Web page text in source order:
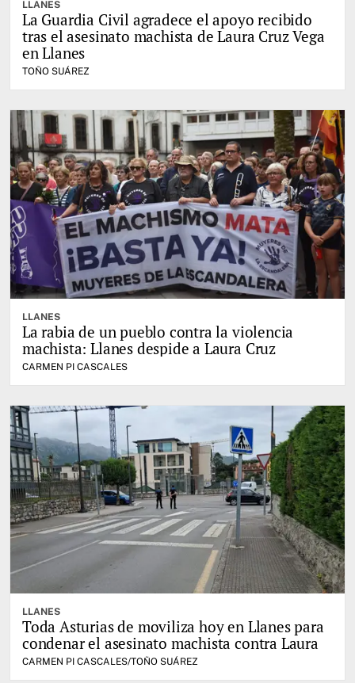
LLANES
La Guardia Civil agradece el apoyo recibido
tras el asesinato machista de Laura Cruz Vega
en Llanes
TOÑO SUÁREZ
LLANES
La rabia de un pueblo contra la violencia
machista: Llanes despide a Laura Cruz
CARMEN PI CASCALES
LLANES
Toda Asturias de moviliza hoy en Llanes para
condenar el asesinato machista contra Laura
CARMEN PI CASCALES/TOÑO SUÁREZ